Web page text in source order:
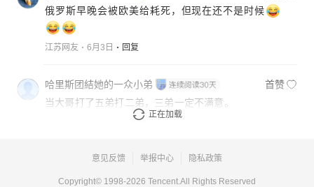
俄罗斯早晚会被欧美给耗死，但现在还不是时候
江苏网友 6月3日 回复
哈里斯团結她的一众小弟
首赞
当大哥打了五弟打二弟，三弟一定不满意。
回复
正在加载
意见反馈 举报中心 隐私政策
Copyright© 1998-2026 Tencent.All Rights Reserved